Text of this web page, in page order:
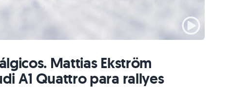
Mattias Ekström
A1 Quattro para rallyes